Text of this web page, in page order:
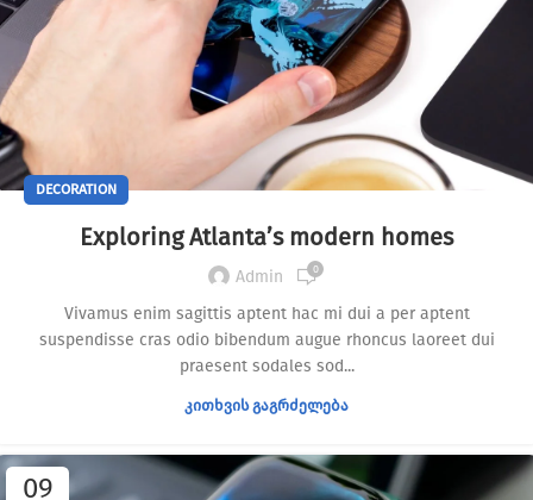
DECORATION
Exploring Atlanta’s modern homes
Admin 0
Vivamus enim sagittis aptent hac mi dui a per aptent
suspendisse cras odio bibendum augue rhoncus laoreet dui
praesent sodales sod...
ᲙᲘᲗᲮᲕᲘᲡ ᲒᲐᲒᲠᲫᲔᲚᲔᲑᲐ
09